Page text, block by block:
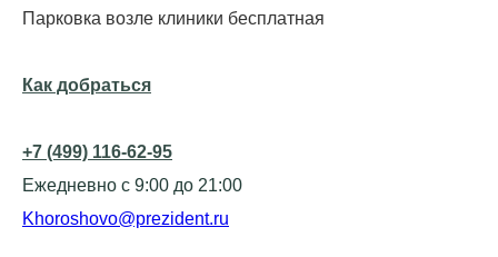
Парковка возле клиники бесплатная
Как добраться
+7 (499) 116-62-95
Ежедневно с 9:00 до 21:00
Khoroshovo@prezident.ru